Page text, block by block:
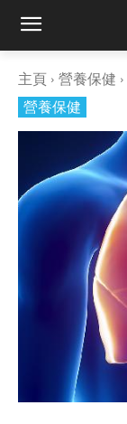
主頁 營養保健
營養保健